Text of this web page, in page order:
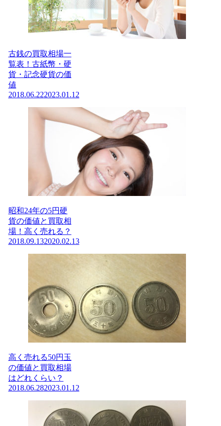
古銭の買取相場一
覧表！古紙幣・硬
貨・記念硬貨の価
値
2018.06.222023.01.12
昭和24年の5円硬
貨の価値と買取相
場！高く売れる？
2018.09.132020.02.13
高く売れる50円玉
の価値と買取相場
はどれくらい？
2018.06.282023.01.12